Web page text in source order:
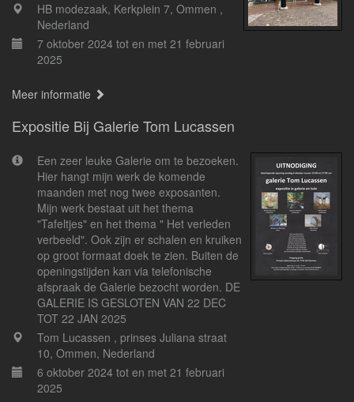
HB modezaak, Kerkplein 7, Ommen ,
Nederland
7 oktober 2024 tot en met 21 februari
2025
Meer informatie
Expositie Bij Galerie Tom Lucassen
Een zeer leuke Galerie om te bezoeken.
Hier hangt mijn werk de komende
maanden met nog twee exposanten.
Mijn werk bestaat uit het thema
"Tafeltjes" en het thema " Het verleden
verbeeld". Ook zijn er schalen en kruiken
op groot formaat doek te zien. Buiten de
openingstijden kan via telefonische
afspraak de Galerie bezocht worden. DE
GALERIE IS GESLOTEN VAN 22 DEC
TOT 22 JAN 2025
Tom Lucassen , prinses Juliana straat
10, Ommen, Nederland
6 oktober 2024 tot en met 21 februari
2025